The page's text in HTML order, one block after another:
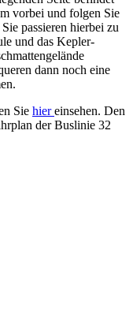
vorbei und folgen Sie
passieren hierbei zu
und das Kepler-
dann noch eine
Sie hiereinsehen. Den
der Buslinie 32